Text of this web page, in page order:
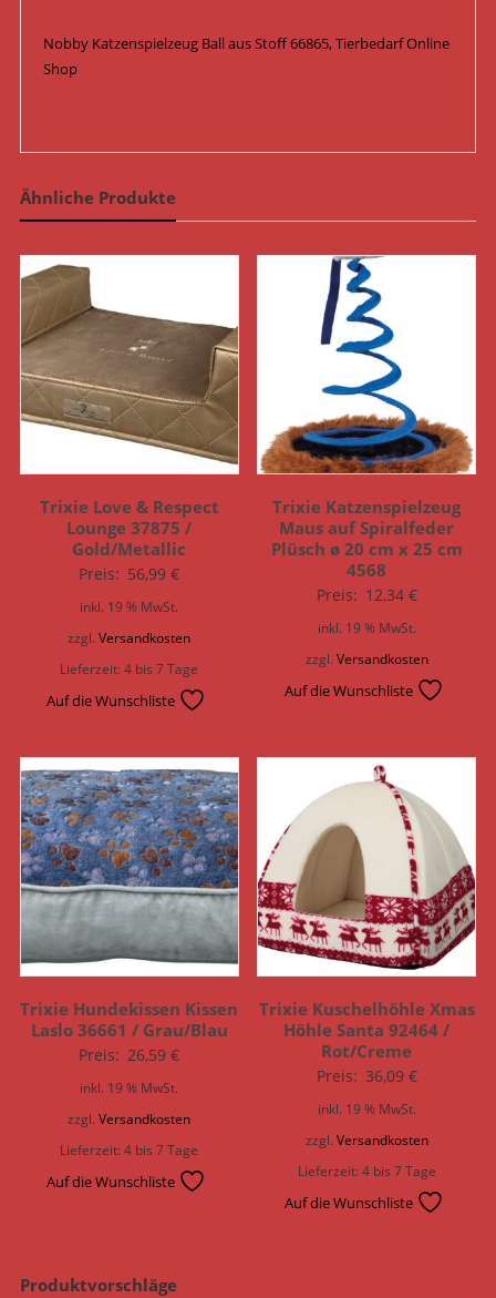
Nobby Katzenspielzeug Ball aus Stoff 66865, Tierbedarf Online
Shop
Ähnliche Produkte
Trixie Love & Respect
Lounge 37875 /
Gold/Metallic
Preis: 56,99€
inkl. 19 % MwSt.
zzgl.Versandkosten
Lieferzeit:4 bis 7 Tage
Auf die Wunschliste
Trixie Katzenspielzeug
Maus auf Spiralfeder
Plüsch ø 20 cm x 25 cm
4568
Preis: 12,34 €
inkl. 19 % MwSt.
zzgl. Versandkosten
Auf die Wunschliste
Trixie Hundekissen Kissen
Laslo 36661 / Grau/Blau
Preis: 26,59€
inkl. 19 % MwSt.
zzgl.Versandkosten
Lieferzeit:4 bis 7 Tage
Auf die Wunschliste
Trixie Kuschelhöhle Xmas
Höhle Santa 92464 /
Rot/Creme
Preis: 36,09 €
inkl. 19 % MwSt.
zzgl. Versandkosten
Lieferzeit:4 bis 7 Tage
Auf die Wunschliste
Produktvorschläge